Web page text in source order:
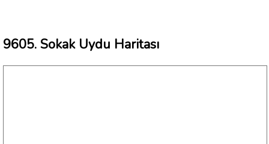
9605. Sokak Uydu Haritası